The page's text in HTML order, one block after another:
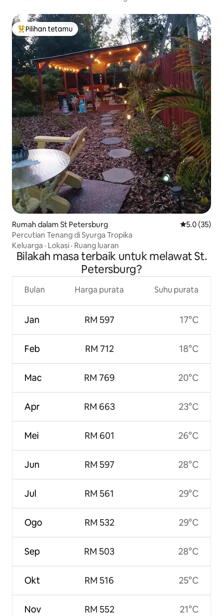
Pilihan utama tetamu
Pilihan tetamu
Rumah dalam St Petersburg Penarafan
5.0 (35)
Percutian Tenang di Syurga Tropika
Keluarga · Lokasi · Ruang luaran
Bilakah masa terbaik untuk melawat St.
Petersburg?
Bulan
Jan
Feb
Mac
Apr
Mei
Jun
Jul
Ogo
Sep
Okt
Nov
Harga purata
RM 597
RM 712
RM 769
RM 663
RM 601
RM 597
RM 561
RM 532
RM 503
RM 516
RM 552
Suhu purata
17°C
18°C
20°C
23°C
26°C
28°C
29°C
29°C
28°C
25°C
21°C